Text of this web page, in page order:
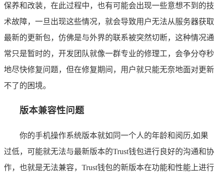
保养和改装，在此过程中，也有可能会出现一些意想不到的技
术故障，一旦出现这些情况，就会导致用户无法从服务器获取
最新的更新包，仿佛是与外界的联系被突然切断，这种情况通
常只是暂时的，开发团队就像一群专业的修理工，会争分夺秒
地尽快修复问题，但在修复期间，用户就只能无奈地面对更新
不了的困境。
版本兼容性问题
你的手机操作系统版本就如同一个人的年龄和阅历,如果
过低，可能就无法与最新版本的Trust钱包进行良好的沟通和协
作，也就是无法兼容，Trust钱包的新版本在功能和性能上进行